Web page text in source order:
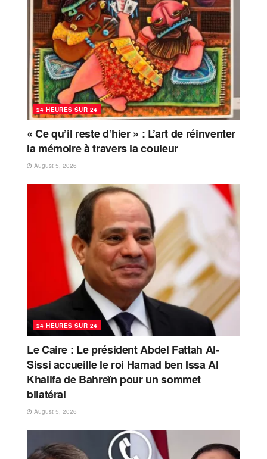
24 HEURES SUR 24
« Ce qu’il reste d’hier » : L’art de réinventer
la mémoire à travers la couleur
August 5, 2026
24 HEURES SUR 24
Le Caire : Le président Abdel Fattah Al-
Sissi accueille le roi Hamad ben Issa Al
Khalifa de Bahreïn pour un sommet
bilatéral
August 5, 2026